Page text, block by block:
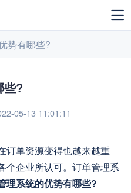
势有哪些?
些?
05-13 11:01:11
单资源变得也越来越重
个企业所认可。订单管理系
理系统的优势有哪些?